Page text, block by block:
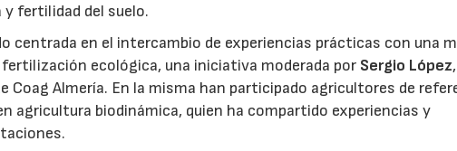
fertilidad del suelo.
centrada en el intercambio de experiencias prácticas con una
ecológica, una iniciativa moderada por Sergio López,
Coag Almería. En la misma han participado agricultores de
agricultura biodinámica, quien ha compartido experiencias y